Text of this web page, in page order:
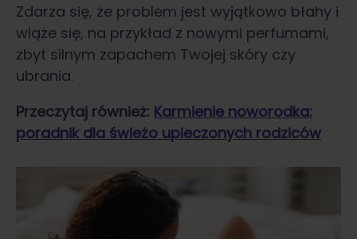
Zdarza się, że problem jest wyjątkowo błahy i
wiąże się, na przykład z nowymi perfumami,
zbyt silnym zapachem Twojej skóry czy
ubrania.
Przeczytaj również: Karmienie noworodka:
poradnik dla świeżo upieczonych rodziców